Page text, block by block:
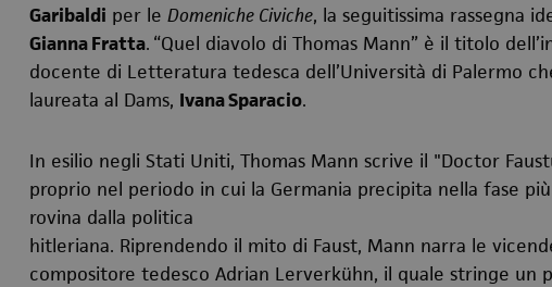
Garibaldi per le Domeniche Civiche, la seguitissima rassegna
Gianna Fratta. “Quel diavolo di Thomas Mann” è il titolo
docente di Letteratura tedesca dell’Università di Palermo
laureata al Dams, Ivana Sparacio.
In esilio negli Stati Uniti, Thomas Mann scrive il "Doctor
proprio nel periodo in cui la Germania precipita nella fase
rovina dalla politica
hitleriana. Riprendendo il mito di Faust, Mann narra le
compositore tedesco Adrian Lerverkühn, il quale stringe un